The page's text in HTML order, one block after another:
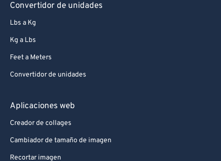
Convertidor de unidades
Lbs a Kg
Kg a Lbs
Feet a Meters
Convertidor de unidades
Aplicaciones web
Creador de collages
Cambiador de tamaño de imagen
Recortar imagen